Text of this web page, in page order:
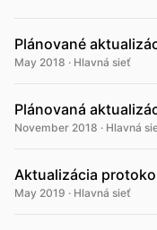
Plánované
May 2018 · Hlavná sieť
Plánovaná
November 2018 · Hlavná
Aktualizácia
May 2019 · Hlavná sieť